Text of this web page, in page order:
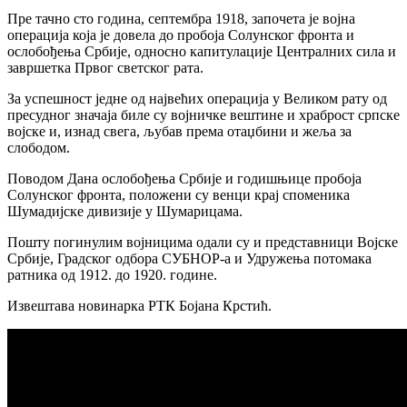
Пре тачно сто година, септембра 1918, започета је војна
операција која је довела до пробоја Солунског фронта и
ослобођења Србије, односно капитулације Централних сила и
завршетка Првог светског рата.
За успешност једне од највећих операција у Великом рату од
пресудног значаја биле су војничке вештине и храброст српске
војске и, изнад свега, љубав према отаџбини и жеља за
слободом.
Поводом Дана ослобођења Србије и годишњице пробоја
Солунског фронта, положени су венци крај споменика
Шумадијске дивизије у Шумарицама.
Пошту погинулим војницима одали су и представници Војске
Србије, Градског одбора СУБНОР-а и Удружења потомака
ратника од 1912. до 1920. године.
Извештава новинарка РТК Бојана Крстић.